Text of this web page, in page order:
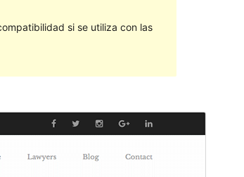
si se utiliza con las